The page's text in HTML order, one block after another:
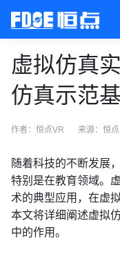
虚拟仿真
仿真示范
作者：恒点VR 来源： 恒
随着科技的不断发展
特别是在教育领域。
术的典型应用，在虚
本文将详细阐述虚拟
中的作用。